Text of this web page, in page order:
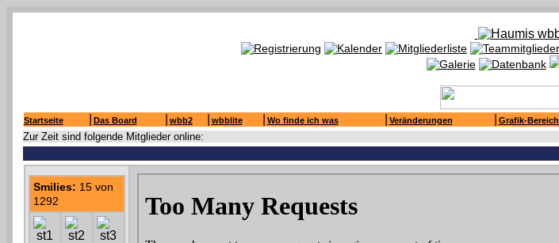
Startseite Das Board wbb2 wbblite Wo finde ich was Veränderungen Grafik-
Zur Zeit sind folgende Mitglieder online:
Smilies: 15 von
1292